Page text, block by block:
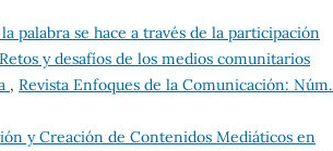
palabra se hace a través de la participación
y desafíos de los medios comunitarios
, Revista Enfoques de la Comunicación:
y Creación de Contenidos Mediáticos en